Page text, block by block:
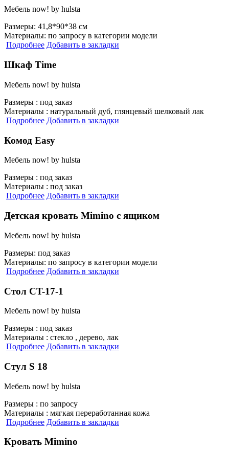
Мебель now! by hulsta
Размеры: 41,8*90*38 см
Материалы: по запросу в категории модели
Подробнее Добавить в закладки
Шкаф Time
Мебель now! by hulsta
Размеры : под заказ
Материалы : натуральный дуб, глянцевый шелковый лак
Подробнее Добавить в закладки
Комод Easy
Мебель now! by hulsta
Размеры : под заказ
Материалы : под заказ
Подробнее Добавить в закладки
Детская кровать Mimino с ящиком
Мебель now! by hulsta
Размеры: под заказ
Материалы: по запросу в категории модели
Подробнее Добавить в закладки
Стол CT-17-1
Мебель now! by hulsta
Размеры : под заказ
Материалы : стекло , дерево, лак
Подробнее Добавить в закладки
Стул S 18
Мебель now! by hulsta
Размеры : по запросу
Материалы : мягкая переработанная кожа
Подробнее Добавить в закладки
Кровать Mimino